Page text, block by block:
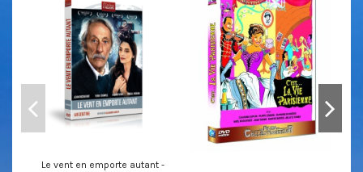
Le vent en emporte autant -